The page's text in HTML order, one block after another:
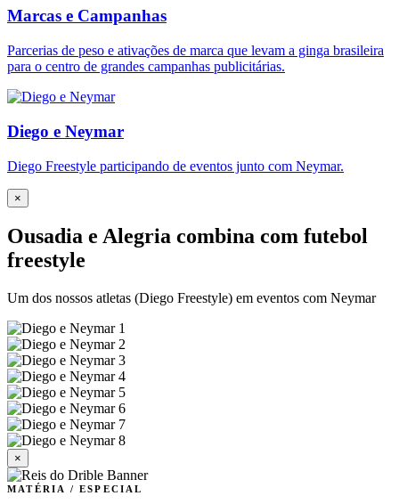
Marcas e Campanhas
Parcerias de peso e ativações de marca que levam a ginga brasileira
para o centro de grandes campanhas publicitárias.
Diego e Neymar
Diego Freestyle participando de eventos junto com Neymar.
×
Ousadia e Alegria combina com futebol
freestyle
Um dos nossos atletas (Diego Freestyle) em eventos com Neymar
×
MATÉRIA / ESPECIAL